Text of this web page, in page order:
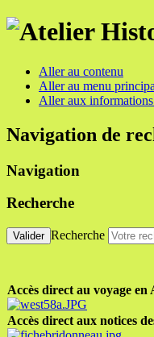
Aller au contenu
Aller au menu
Aller aux
Navigation de
Navigation
Recherche
Valider Recherche
Accès direct au voyage
Accès direct aux notices